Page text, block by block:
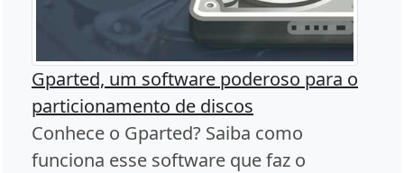
Gparted, um software poderoso para o
particionamento de discos
Conhece o Gparted? Saiba como
funciona esse software que faz o